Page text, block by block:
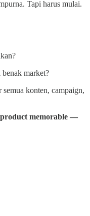
Tapi harus mulai.
market?
konten, campaign,
memorable —